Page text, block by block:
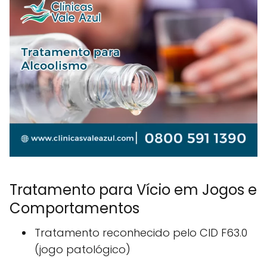
Tratamento para Vício em Jogos e
Comportamentos
Tratamento reconhecido pelo CID F63.0
(jogo patológico)